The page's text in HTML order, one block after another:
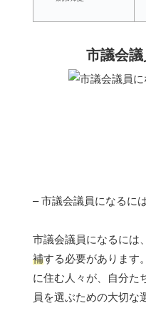
市議会
– 市議会議員になるに
市議会議員になるには
補する必要があります
に住む人々が、自分た
員を選ぶための大切な